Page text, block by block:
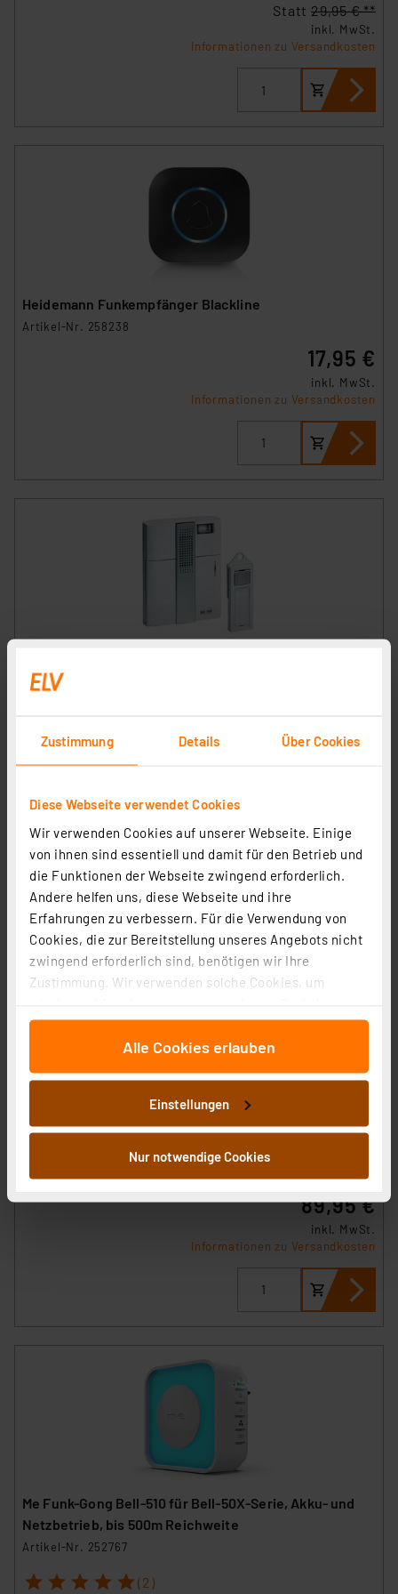
Zustimmung Details Über Cookies
Diese Webseite verwendet Cookies
Wir verwenden Cookies auf unserer Webseite. Einige
von ihnen sind essentiell und damit für den Betrieb und
die Funktionen der Webseite zwingend erforderlich.
Andere helfen uns, diese Webseite und ihre
Erfahrungen zu verbessern. Für die Verwendung von
Cookies, die zur Bereitstellung unseres Angebots nicht
zwingend erforderlich sind, benötigen wir Ihre
Zustimmung. Wir verwenden solche Cookies, um
für soziale Medien anbieten zu können und die Zugriffe
auf unsere Website zu analysieren. Außerdem geben
wir Informationen zu Ihrer Verwendung unserer Website
an unsere Partner für soziale Medien, Werbung und
Analysen weiter. Unsere Partner führen diese
Informationen möglicherweise mit weiteren Daten
zusammen, die Sie ihnen bereitgestellt haben oder die
sie im Rahmen Ihrer Nutzung der Dienste gesammelt
stimmen Sie sowohl dem Speichern und Abrufen von
Informationen auf Ihrem gerät (§25 Abs.1 TTDSG) sowie
ausgewählten Verarbeitungszwecke (Art. 6 Abs.1a DSG-
den Button „Ablehnen oder Einstellungen“ abrufbar. Sie
können die Verwendung nicht notwendiger Cookies
ablehnen oder ihr ganz oder teilweise zustimmen. Ihre
erteilte Zustimmung können Sie jederzeit unter dem
Link „Cookie Einstellungen“ anpassen oder widerrufen.
Die Rechtmäßigkeit der Speicherung, Abrufung und
Analyse bis zum Zeitpunkt des Widerrufs bleibt hiervon
unberührt. Ihre Browser-Einstellungen können dazu
gespeichert werden und dieses Banner erneut
Alle Cookies erlauben
Einstellungen
Nur notwendige Cookies
Statt 29,95 € **
inkl. MwSt.
Informationen zu Versandkosten
Heidemann Funkempfänger Blackline
Artikel-Nr. 258238
17,95 €
inkl. MwSt.
Informationen zu Versandkosten
Artikel-Nr. 100758
69,99 €
Homematic IP Smart Home Kombisignalgeber, HmIP-
Artikel-Nr. 152348
89,95 €
inkl. MwSt.
Informationen zu Versandkosten
Me Funk-Gong Bell-510 für Bell-50X-Serie, Akku- und
Netzbetrieb, bis 500m Reichweite
Artikel-Nr. 252767
1 2 3 4 5 (2)